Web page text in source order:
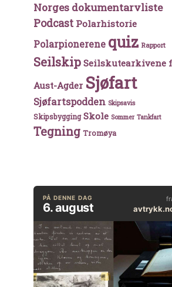
Norges dokumentarvliste
Podcast Polarhistorie
Polarpionerene quiz Rapport
Seilskip Seilskutearkivene
Aust-Agder Sjøfart
Sjøfartspodden Skipsavis
Skipsbygging Skole Sommer Tankfart
Tegning Tromøya